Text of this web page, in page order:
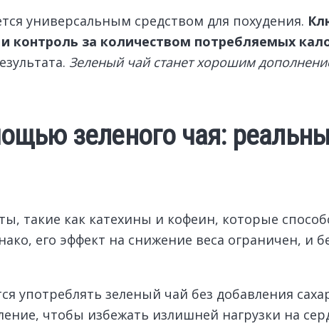
универсальным средством для похудения.
за количеством потребляемых
Зеленый чай станет хорошим
зеленого чая:
такие как катехины и кофеин, которые
его эффект на снижение веса ограничен, и
употреблять зеленый чай без добавления
чтобы избежать излишней нагрузки на